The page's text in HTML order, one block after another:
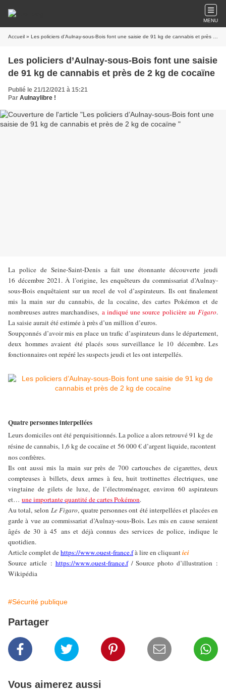
MENU
Accueil » Les policiers d’Aulnay-sous-Bois font une saisie de 91 kg de cannabis et près de 2 kg de cocaïne
Les policiers d’Aulnay-sous-Bois font une saisie
de 91 kg de cannabis et près de 2 kg de cocaïne
Publié le 21/12/2021 à 15:21
Par Aulnaylibre !
La police de Seine-Saint-Denis a fait une étonnante découverte jeudi
16 décembre 2021. À l’origine, les enquêteurs du commissariat d’Aulnay-
sous-Bois enquêtaient sur un recel de vol d’aspirateurs. Ils ont finalement
mis la main sur du cannabis, de la cocaïne, des cartes Pokémon et de
nombreuses autres marchandises, a indiqué une source policière auFigaro.
La saisie aurait été estimée à près d’un million d’euros.
Soupçonnés d’avoir mis en place un trafic d’aspirateurs dans le département,
deux hommes avaient été placés sous surveillance le 10 décembre. Les
fonctionnaires ont repéré les suspects jeudi et les ont interpellés.
Quatre personnes interpellées
Leurs domiciles ont été perquisitionnés. La police a alors retrouvé 91 kg de
résine de cannabis, 1,6kg de cocaïne et 56000€d’argent liquide, racontent
nos confrères.
Ils ont aussi mis la main sur près de 700 cartouches de cigarettes, deux
compteuses à billets, deux armes à feu, huit trottinettes électriques, une
vingtaine de gilets de luxe, de l’électroménager, environ 60 aspirateurs
et… une importante quantité de cartes Pokémon.
Au total, selon Le Figaro, quatre personnes ont été interpellées et placées en
garde à vue au commissariat d’Aulnay-sous-Bois. Les mis en cause seraient
âgés de 30 à 45 ans et déjà connus des services de police, indique le
quotidien.
Article complet dehttps://www.ouest-france.fà lire en cliquantici
Source article : https://www.ouest-france.f/ Source photo d’illustration :
Wikipédia
#Sécurité publique
Partager
Vous aimerez aussi